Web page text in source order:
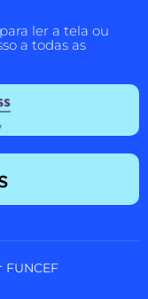
ler a tela ou
a todas as